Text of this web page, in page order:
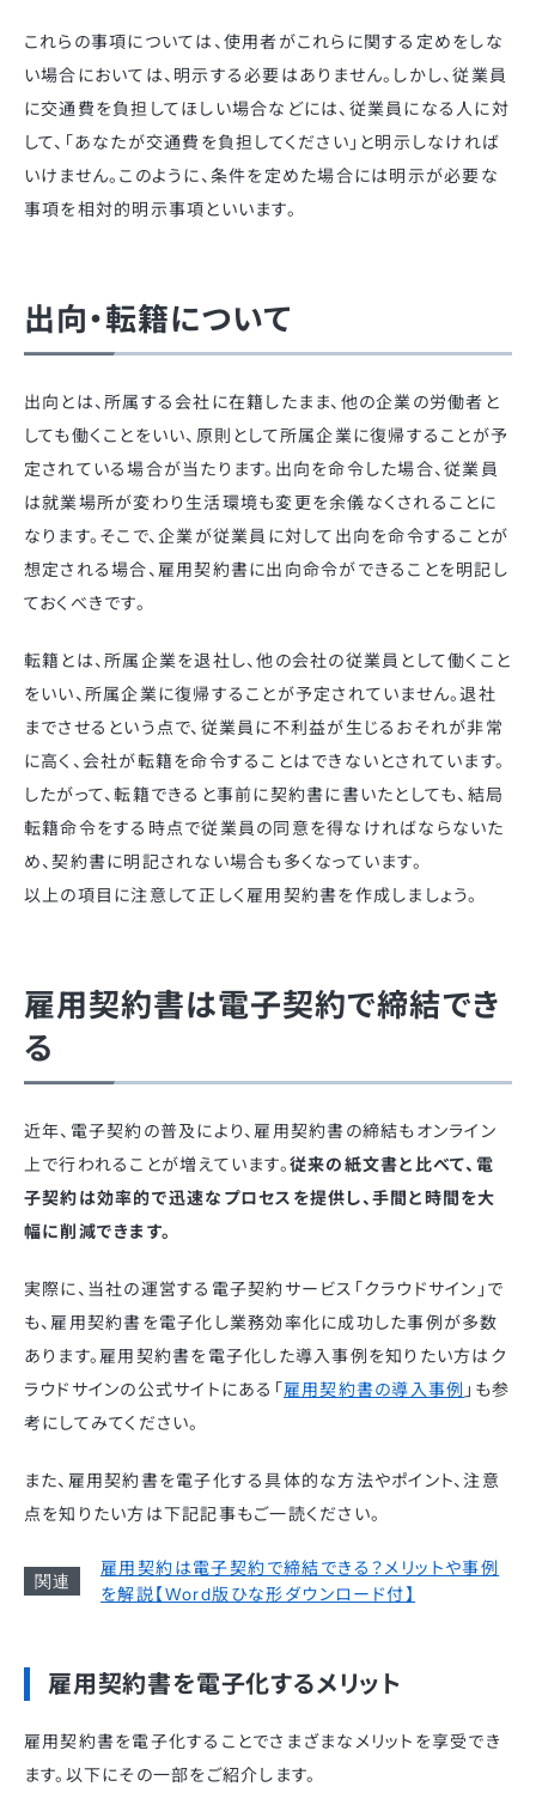
これらの事項については、使用者がこれらに関する定めをしな
い場合においては、明示する必要はありません。しかし、従業員
に交通費を負担してほしい場合などには、従業員になる人に対
して、「あなたが交通費を負担してください」と明示しなければ
いけません。このように、条件を定めた場合には明示が必要な
事項を相対的明示事項といいます。
出向・転籍について
出向とは、所属する会社に在籍したまま、他の企業の労働者と
しても働くことをいい、原則として所属企業に復帰することが予
定されている場合が当たります。出向を命令した場合、従業員
は就業場所が変わり生活環境も変更を余儀なくされることに
なります。そこで、企業が従業員に対して出向を命令することが
想定される場合、雇用契約書に出向命令ができることを明記し
ておくべきです。
転籍とは、所属企業を退社し、他の会社の従業員として働くこと
をいい、所属企業に復帰することが予定されていません。退社
までさせるという点で、従業員に不利益が生じるおそれが非常
に高く、会社が転籍を命令することはできないとされています。
したがって、転籍できると事前に契約書に書いたとしても、結局
転籍命令をする時点で従業員の同意を得なければならないた
め、契約書に明記されない場合も多くなっています。
以上の項目に注意して正しく雇用契約書を作成しましょう。
雇用契約書は電子契約で締結でき
る
近年、電子契約の普及により、雇用契約書の締結もオンライン
上で行われることが増えています。従来の紙文書と比べて、電
子契約は効率的で迅速なプロセスを提供し、手間と時間を大
幅に削減できます。
実際に、当社の運営する電子契約サービス「クラウドサイン」で
も、雇用契約書を電子化し業務効率化に成功した事例が多数
あります。雇用契約書を電子化した導入事例を知りたい方はク
ラウドサインの公式サイトにある「雇用契約書の導入事例 」も参
考にしてみてください。
また、雇用契約書を電子化する具体的な方法やポイント、注意
点を知りたい方は下記記事もご一読ください。
雇用契約は電子契約で締結できる？メリットや事例
を解説【Word版ひな形ダウンロード付】
雇用契約書を電子化するメリット
雇用契約書を電子化することでさまざまなメリットを享受でき
ます。以下にその一部をご紹介します。